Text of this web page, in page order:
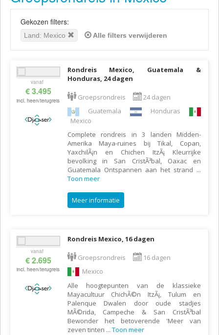
Gekozen filters:
Land: Mexico Alle filters verwijderen
vanaf
€ 3.495
incl. heen/terugreis
Rondreis Mexico, Guatemala &
Honduras, 24 dagen
Groepsrondreis
24 dagen
Guatemala
Honduras
Mexico
Complete rondreis in 3 landen Midden-
Amerika Maya-ruines bij Tikal, Copan,
YaxchilÃ¡n en Chichen ItzÃ¡ Kleurrijke
bevolking in San CristÃ³bal, Oaxac en
Guatemala Ontspannen aan het strand ...
Toon meer
Meer informatie
vanaf
€ 2.695
incl. heen/terugreis
Rondreis Mexico, 16 dagen
Groepsrondreis
16 dagen
Mexico
Alle hoogtepunten van de klassieke
Mayacultuur ChichÃ©n ItzÃ¡, Tulum en
Palenque Dwalen door oude stadjes
MÃ©rida, Campeche & San CristÃ³bal
Bewonder het betoverende 'Meer van
zeven tinten ... Toon meer